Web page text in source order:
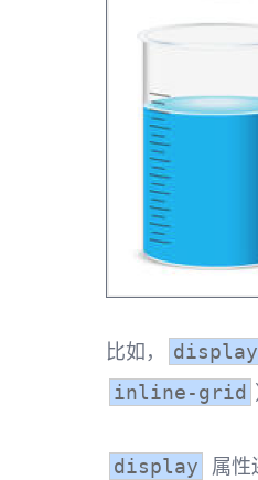
比如， display
inline-grid
display 属性